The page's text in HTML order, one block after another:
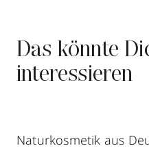
Das könnte
interessieren
Naturkosmetik aus